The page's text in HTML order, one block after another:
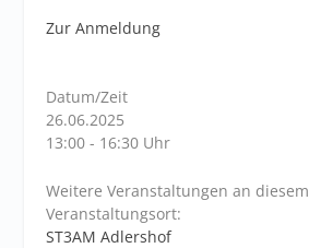
Zur Anmeldung
Datum/Zeit
26.06.2025
13:00 - 16:30 Uhr
Weitere Veranstaltungen an diesem
Veranstaltungsort:
ST3AM Adlershof